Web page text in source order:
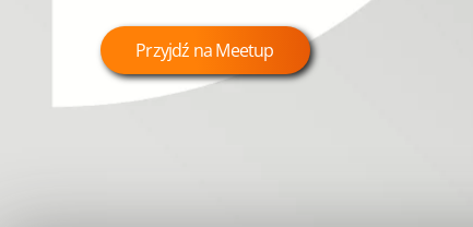
Przyjdź na Meetup